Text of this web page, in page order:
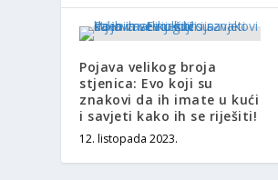
Pojava velikog broja
stjenica: Evo koji su
znakovi da ih imate u kući
i savjeti kako ih se riješiti!
12. listopada 2023.